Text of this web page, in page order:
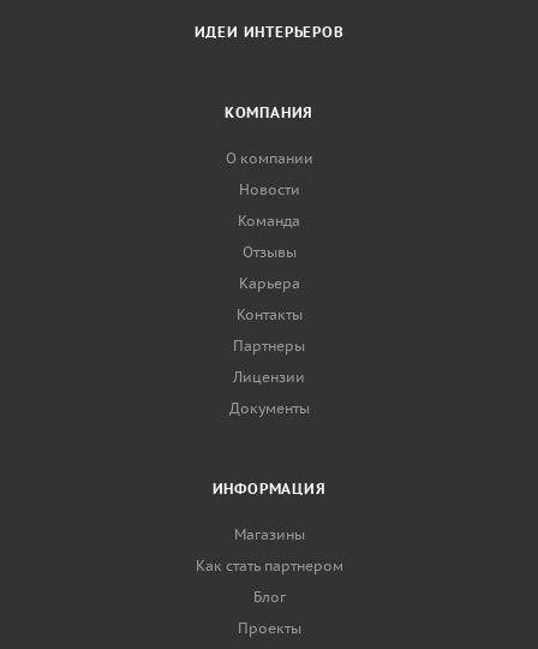
ИДЕИ ИНТЕРЬЕРОВ
КОМПАНИЯ
О компании
Новости
Команда
Отзывы
Карьера
Контакты
Партнеры
Лицензии
Документы
ИНФОРМАЦИЯ
Магазины
Как стать партнером
Блог
Проекты